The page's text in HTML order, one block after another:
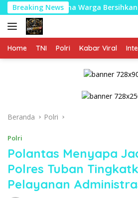
Langsung
ke
konten
Breaking News
Warga Bersihkan Saluran Air
Home TNI Polri Kabar Viral
Beranda Polri
Polri
Polantas Menyapa
Polres Tuban
Pelayanan